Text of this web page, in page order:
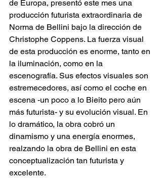
de Europa, presentó este mes una
producción futurista extraordinaria de
Norma de Bellini bajo la dirección de
Christophe Coppens. La fuerza visual
de esta producción es enorme, tanto en
la iluminación, como en la
escenografía. Sus efectos visuales son
estremecedores, así como el coche en
escena -un poco a lo Bieito pero aún
más futurista- y su evolución visual. En
lo dramático, la obra cobró un
dinamismo y una energía enormes,
realzando la obra de Bellini en esta
conceptualización tan futurista y
excelente.